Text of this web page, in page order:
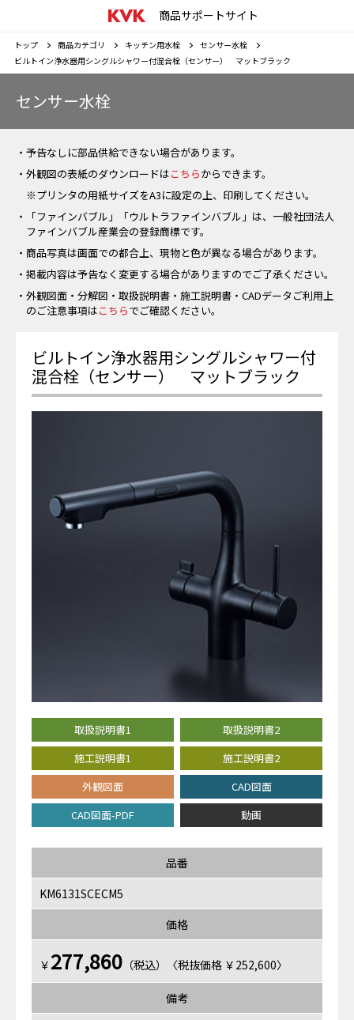
商品サポートサイト
トップ 商品カテゴリ キッチン用水栓
センサー水栓
ビルトイン浄水器用シングルシャワー付混合栓（センサー） マットブラック
センサー水栓
・予告なしに部品供給できない場合があります。
・外観図の表紙のダウンロードはこちらからできます。
※プリンタの用紙サイズをA3に設定の上、印刷してください。
・「ファインバブル」「ウルトラファインバブル」は、一般社団法人
ファインバブル産業会の登録商標です。
・商品写真は画面での都合上、現物と色が異なる場合があります。
・掲載内容は予告なく変更する場合がありますのでご了承ください。
・外観図面・分解図・取扱説明書・施工説明書・CADデータご利用上
のご注意事項はこちらでご確認ください。
ビルトイン浄水器用シングルシャワー付
混合栓（センサー） マットブラック
取扱説明書1
取扱説明書2
施工説明書1
施工説明書2
外観図面
CAD図面
CAD図面-PDF
動画
品番
KM6131SCECM5
価格
￥ 277,860 （税込）〈税抜価格 ￥252,600〉
備考